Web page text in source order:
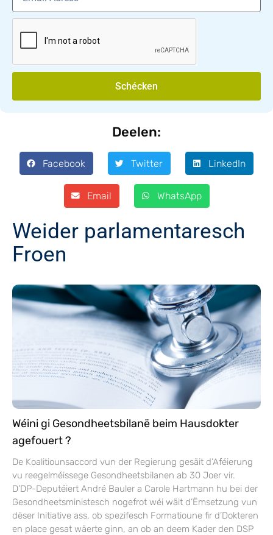
Schécken
Deelen:
Facebook Twitter LinkedIn
Email WhatsApp
Weider parlamentaresch
Froen
Wéini gi Gesondheetsbilanë beim Hausdokter
agefouert ?
De Koalitiounsaccord vun der Regierung gesäit d’Aféierung
vu reegelméissege Gesondheetsbilanen ab 30 Joer vir.
D’DP-Deputéiert André Bauler a Carole Hartmann hu bei der
Gesondheetsministesch nogefrot wéi wäit d’Ëmsetzung vun
dëser Initiative ass, ob spezifesch Formatioune fir d’Dokteren
en place gesat wäerte ginn, an ob an deem Kader den DSP